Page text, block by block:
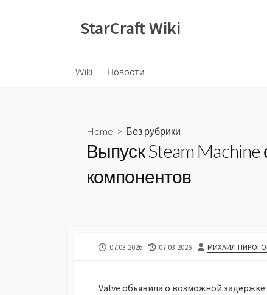
StarCraft Wiki
Wiki Новости
Home > Без рубрики
Выпуск Steam
компонентов
PUBLISHED
07.03.2026
LAST
07.03.2026 AUTHOR
МИХАИЛ
Valve объявила о возможной